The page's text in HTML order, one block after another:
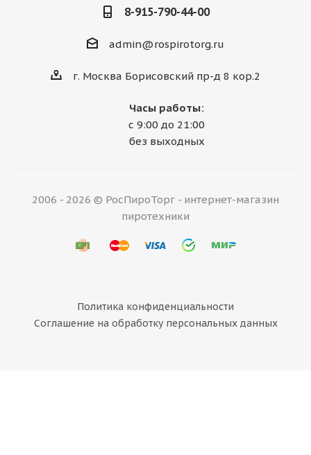
8-915-790-44-00
admin@rospirotorg.ru
г. Москва Борисовский пр-д 8 кор.2
Часы работы:
с 9:00 до 21:00
без выходных
2006 - 2026 © РосПироТорг - интернет-магазин
пиротехники
Политика конфиденциальности
Соглашение на обработку персональных данных